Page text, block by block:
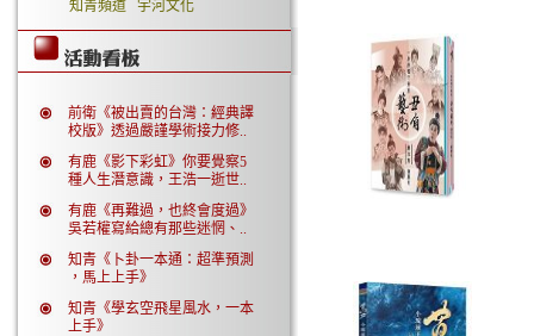
知青頻道 宇河文化
前衛《被出賣的台灣：經典譯
校版》透過嚴謹學術接力修..
有鹿《影下彩虹》你要覺察5
種人生潛意識，王浩一逝世..
有鹿《再難過，也終會度過》
吳若權寫給總有那些迷惘、..
知青《卜卦一本通：超準預測
，馬上上手》
知青《學玄空飛星風水，一本
上手》